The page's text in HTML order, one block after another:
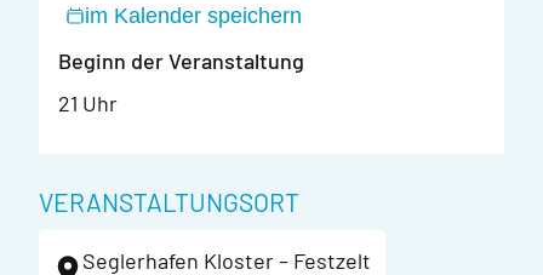
im Kalender speichern
Beginn der Veranstaltung
21 Uhr
VERANSTALTUNGSORT
Seglerhafen Kloster – Festzelt